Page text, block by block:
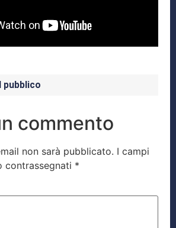
pubblico
commento
non sarà pubblicato. I campi
contrassegnati *